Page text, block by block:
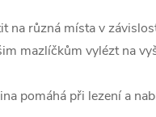
na různá místa v
mazlíčkům vylézt na
pomáhá při lezení a